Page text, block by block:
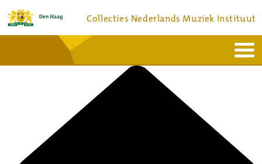
Collecties Nederlands Muziek Instituut
Bronnen en collecties